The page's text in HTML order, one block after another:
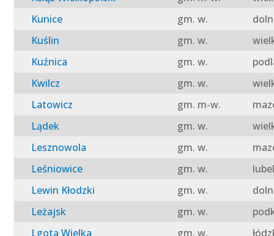
Kunice
gm. w.
Kuślin
gm. w.
Kuźnica
gm. w.
Kwilcz
gm. w.
Latowicz
gm. m-w.
Lądek
gm. w.
Lesznowola
gm. w.
Leśniowice
gm. w.
Lewin Kłodzki
gm. w.
Leżajsk
gm. w.
Lgota Wielka
gm. w.